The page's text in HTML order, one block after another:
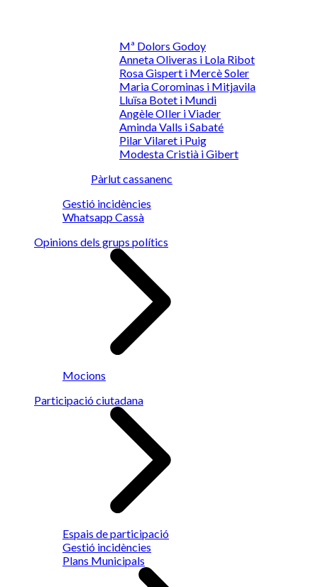
Mª Dolors Godoy
Anneta Oliveras i Lola Ribot
Rosa Gispert i Mercè Soler
Maria Corominas i Mitjavila
Lluïsa Botet i Mundi
Angèle OIler i Viader
Aminda Valls i Sabaté
Pilar Vilaret i Puig
Modesta Cristià i Gibert
Pàrlut cassanenc
Gestió incidències
Whatsapp Cassà
Opinions dels grups polítics
Mocions
Participació ciutadana
Espais de participació
Gestió incidències
Plans Municipals